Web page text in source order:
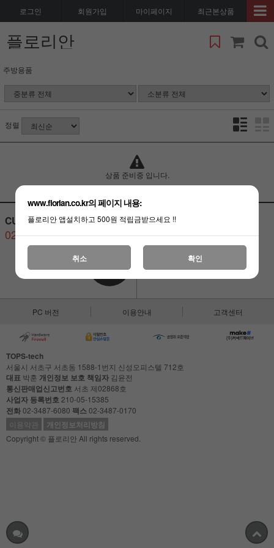
로그인 회원가입 마이페이지 최근본상품
플로리안
주방용품
정렬
상품 준비중 입니다.
CUSTOMER CENTER
02-3487-6080
연결하기
BANK ACCOUNT
PC 버전 이용안내 고객센터
TOPS-tech
서울시 서초구 서초동 1588-1번지 신성오피스텔 712호
대표 박훈 개인정보 보호 책임자 김윤전
통신판매업신고번호 서초 제02868호
사업자 등록번호 210-05-15385
전화02-3487-6080 팩스02-3487-0170
이용약관
개인정보처리방침
Copyright © 플로리안 All rights reserved.
www.florian.co.kr의 페이지 내용:
플로리안 앱설치하고 500원 적립금받으세요 !!
취소 확인